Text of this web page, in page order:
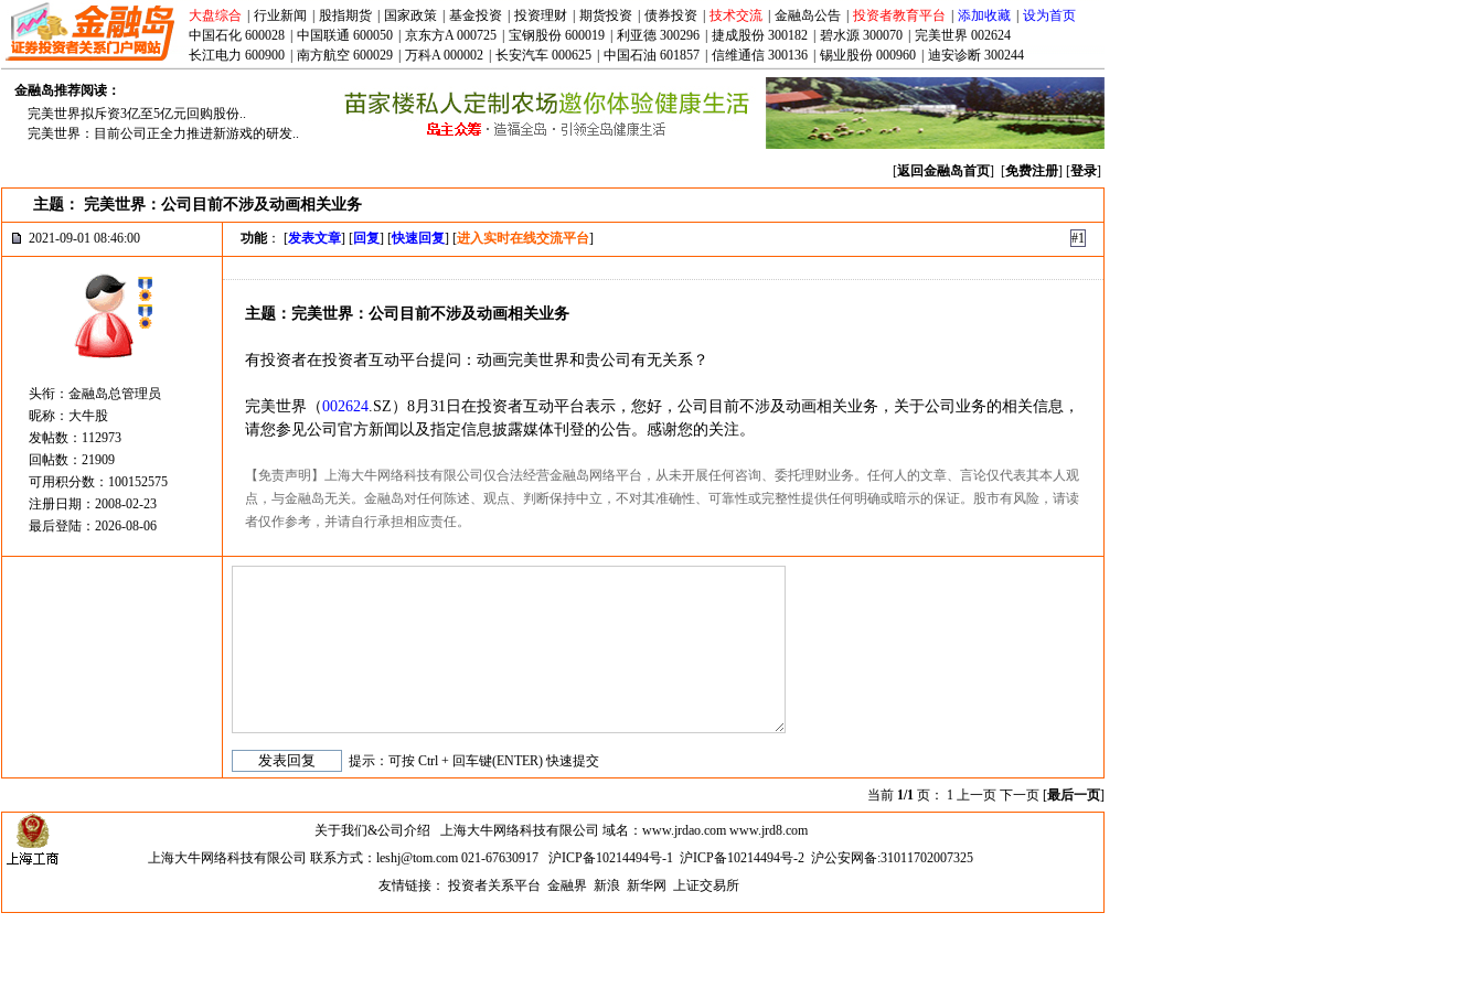
大盘综合 行业新闻 股指期货 国家政策 基金投资 投资理财 期货投资 债券投资 技术交流 金融岛公告 投资者教育平台 添加收藏
设为首页
中国石化 600028
中国联通 600050 京东方A 000725 宝钢股份 600019 利亚德 300296 捷成股份 300182 碧水源 300070
完美世界 002624
长江电力 600900
南方航空 600029 万科A 000002 长安汽车 000625 中国石油 601857 信维通信 300136 锡业股份 000960 迪安诊断 300244
金融岛推荐阅读：
完美世界拟斥资3亿至5亿元回购股份..
完美世界：目前公司正全力推进新游戏的研发..
[返回金融岛首页] [免费注册] [登录]
主题： 完美世界：公司目前不涉及动画相关业务
2021-09-01 08:46:00 功能： [发表文章] [回复] [快速回复] [进入实时在线交流平台] #1
头衔：金融岛总管理员
昵称：大牛股
发帖数：112973
回帖数：21909
可用积分数：100152575
注册日期：2008-02-23
最后登陆：2026-08-06
主题：完美世界：公司目前不涉及动画相关业务
有投资者在投资者互动平台提问：动画完美世界和贵公司有无关系？
完美世界（002624.SZ）8月31日在投资者互动平台表示，您好，公司目前不涉及动画相关业务，关于公司业务的相关信息，
请您参见公司官方新闻以及指定信息披露媒体刊登的公告。感谢您的关注。
【免责声明】上海大牛网络科技有限公司仅合法经营金融岛网络平台，从未开展任何咨询、委托理财业务。任何人的文章、言论仅代表其本人观
点，与金融岛无关。金融岛对任何陈述、观点、判断保持中立，不对其准确性、可靠性或完整性提供任何明确或暗示的保证。股市有风险，请读
者仅作参考，并请自行承担相应责任。
提示：可按 Ctrl + 回车键(ENTER) 快速提交
当前 1/1 页： 1 上一页 下一页 [最后一页]
关于我们&公司介绍 上海大牛网络科技有限公司 域名：www.jrdao.com www.jrd8.com
上海大牛网络科技有限公司 联系方式：leshj@tom.com 021-67630917沪ICP备10214494号-1 沪ICP备10214494号-2 沪公安网备:31011702007325
友情链接：投资者关系平台 金融界 新浪 新华网 上证交易所